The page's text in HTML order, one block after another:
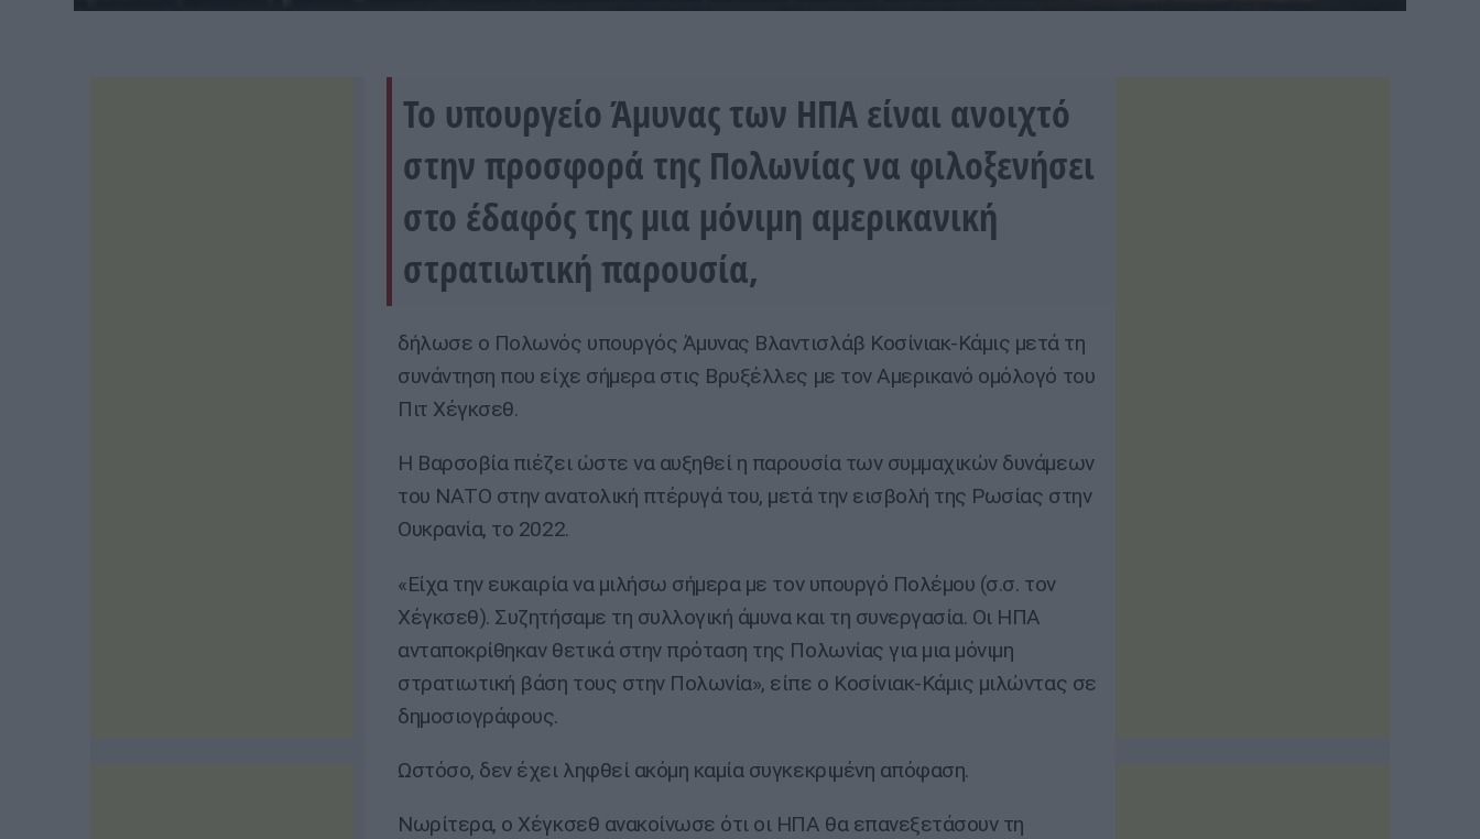
Το υπουργείο Άμυνας των ΗΠΑ είναι ανοιχτό
στην προσφορά της Πολωνίας να φιλοξενήσει
στο έδαφός της μια μόνιμη αμερικανική
στρατιωτική παρουσία,
δήλωσε ο Πολωνός υπουργός Άμυνας Βλαντισλάβ Κοσίνιακ-Κάμις μετά τη
συνάντηση που είχε σήμερα στις Βρυξέλλες με τον Αμερικανό ομόλογό του
Πιτ Χέγκσεθ.
Η Βαρσοβία πιέζει ώστε να αυξηθεί η παρουσία των συμμαχικών δυνάμεων
του ΝΑΤΟ στην ανατολική πτέρυγά του, μετά την εισβολή της Ρωσίας στην
Ουκρανία, το 2022.
«Είχα την ευκαιρία να μιλήσω σήμερα με τον υπουργό Πολέμου (σ.σ. τον
Χέγκσεθ). Συζητήσαμε τη συλλογική άμυνα και τη συνεργασία. Οι ΗΠΑ
ανταποκρίθηκαν θετικά στην πρόταση της Πολωνίας για μια μόνιμη
στρατιωτική βάση τους στην Πολωνία», είπε ο Κοσίνιακ-Κάμις μιλώντας σε
δημοσιογράφους.
Ωστόσο, δεν έχει ληφθεί ακόμη καμία συγκεκριμένη απόφαση.
Νωρίτερα, ο Χέγκσεθ ανακοίνωσε ότι οι ΗΠΑ θα επανεξετάσουν τη